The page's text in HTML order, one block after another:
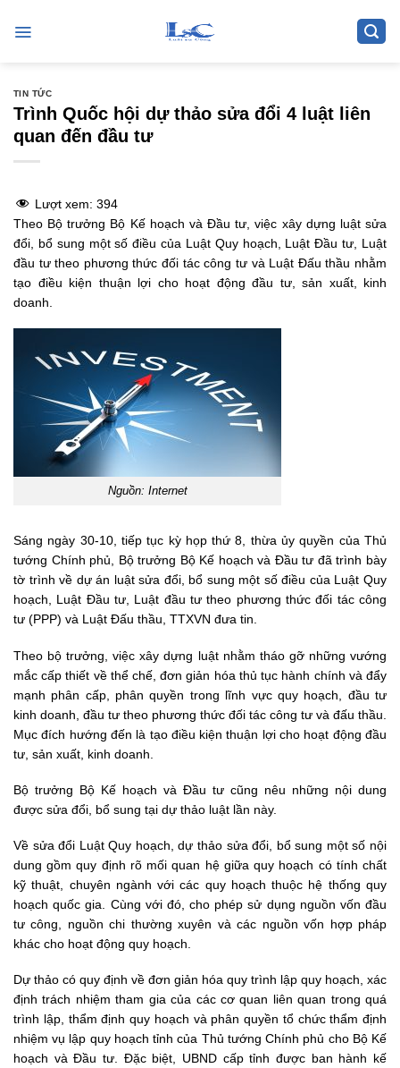
TIN TỨC
Trình Quốc hội dự thảo sửa đổi 4 luật liên
quan đến đầu tư
Lượt xem: 394
Theo Bộ trưởng Bộ Kế hoạch và Đầu tư, việc xây dựng luật sửa
đổi, bổ sung một số điều của Luật Quy hoạch, Luật Đầu tư, Luật
đầu tư theo phương thức đối tác công tư và Luật Đấu thầu nhằm
tạo điều kiện thuận lợi cho hoạt động đầu tư, sản xuất, kinh
doanh.
Nguồn: Internet
Sáng ngày 30-10, tiếp tục kỳ họp thứ 8, thừa ủy quyền của Thủ
tướng Chính phủ, Bộ trưởng Bộ Kế hoạch và Đầu tư đã trình bày
tờ trình về dự án luật sửa đổi, bổ sung một số điều của Luật Quy
hoạch, Luật Đầu tư, Luật đầu tư theo phương thức đối tác công
tư (PPP) và Luật Đấu thầu, TTXVN đưa tin.
Theo bộ trưởng, việc xây dựng luật nhằm tháo gỡ những vướng
mắc cấp thiết về thể chế, đơn giản hóa thủ tục hành chính và đẩy
mạnh phân cấp, phân quyền trong lĩnh vực quy hoạch, đầu tư
kinh doanh, đầu tư theo phương thức đối tác công tư và đấu thầu.
Mục đích hướng đến là tạo điều kiện thuận lợi cho hoạt động đầu
tư, sản xuất, kinh doanh.
Bộ trưởng Bộ Kế hoạch và Đầu tư cũng nêu những nội dung
được sửa đổi, bổ sung tại dự thảo luật lần này.
Về sửa đổi Luật Quy hoạch, dự thảo sửa đổi, bổ sung một số nội
dung gồm quy định rõ mối quan hệ giữa quy hoạch có tính chất
kỹ thuật, chuyên ngành với các quy hoạch thuộc hệ thống quy
hoạch quốc gia. Cùng với đó, cho phép sử dụng nguồn vốn đầu
tư công, nguồn chi thường xuyên và các nguồn vốn hợp pháp
khác cho hoạt động quy hoạch.
Dự thảo có quy định về đơn giản hóa quy trình lập quy hoạch, xác
định trách nhiệm tham gia của các cơ quan liên quan trong quá
trình lập, thẩm định quy hoạch và phân quyền tổ chức thẩm định
nhiệm vụ lập quy hoạch tỉnh của Thủ tướng Chính phủ cho Bộ Kế
hoạch và Đầu tư. Đặc biệt, UBND cấp tỉnh được ban hành kế